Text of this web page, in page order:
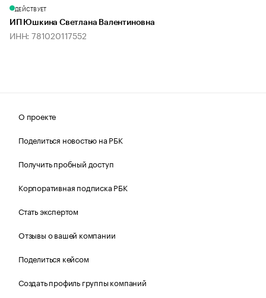
ДЕЙСТВУЕТ
ИП Юшкина Светлана Валентиновна
ИНН: 781020117552
О проекте
Поделиться новостью на РБК
Получить пробный доступ
Корпоративная подписка РБК
Стать экспертом
Отзывы о вашей компании
Поделиться кейсом
Создать профиль группы компаний